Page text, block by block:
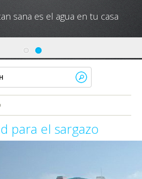
sana es el agua en tu casa
para el sargazo